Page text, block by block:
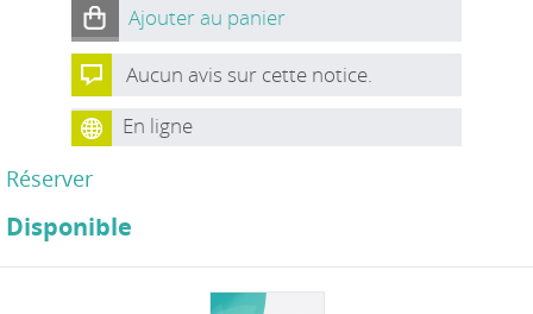
Ajouter au panier
Aucun avis sur cette notice.
En ligne
Réserver
Disponible